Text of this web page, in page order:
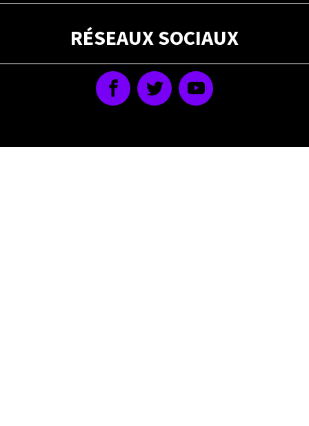
RÉSEAUX SOCIAUX